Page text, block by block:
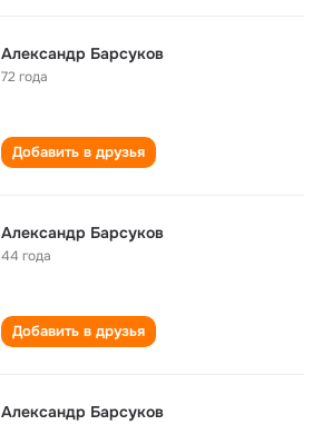
Александр Барсуков
72 года
Добавить в друзья
Александр Барсуков
44 года
Добавить в друзья
Александр Барсуков